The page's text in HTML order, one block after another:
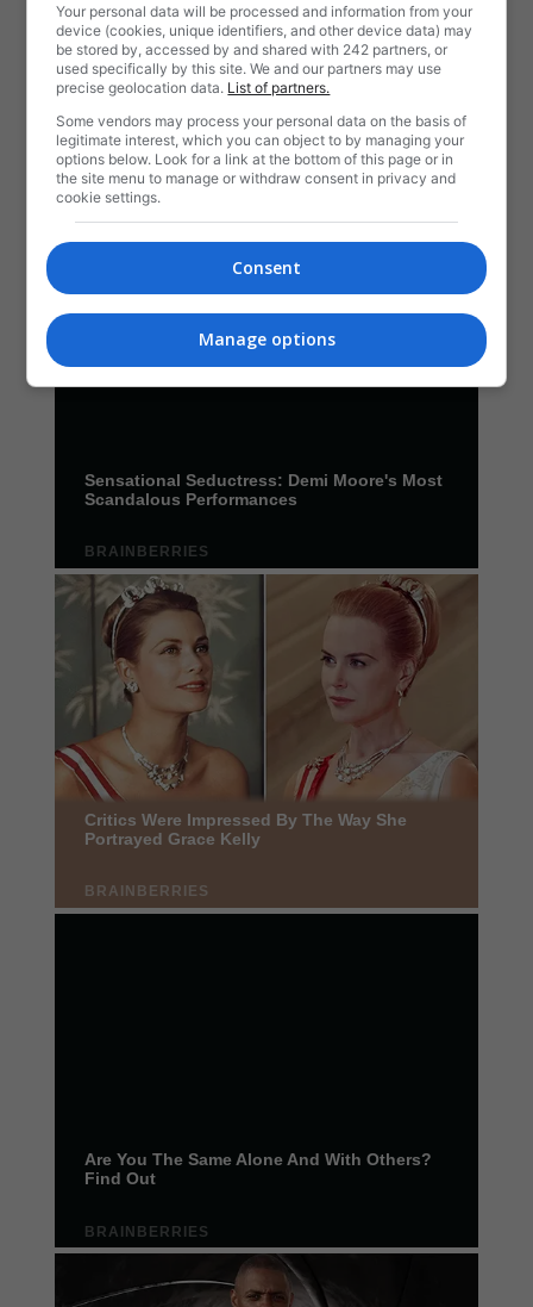
Your personal data will be processed and information from your
device (cookies, unique identifiers, and other device data) may
be stored by, accessed by and shared with 242 partners, or
used specifically by this site. We and our partners may use
precise geolocation data. List of partners.
Some vendors may process your personal data on the basis of
legitimate interest, which you can object to by managing your
options below. Look for a link at the bottom of this page or in
the site menu to manage or withdraw consent in privacy and
cookie settings.
Consent
Manage options